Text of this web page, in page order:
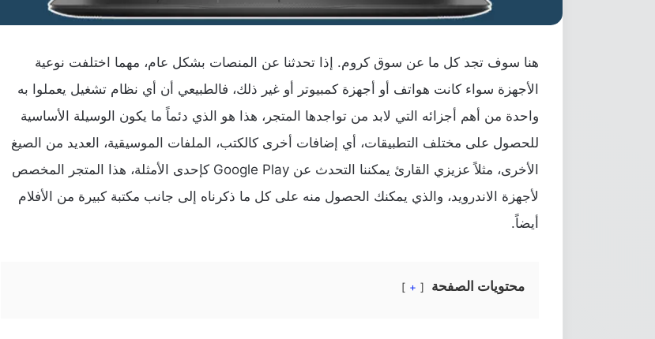
هنا سوف تجد كل ما عن سوق كروم. إذا تحدثنا عن المنصات بشكل عام، مهما اختلفت نوعية
الأجهزة سواء كانت هواتف أو أجهزة كمبيوتر أو غير ذلك، فالطبيعي أن أي نظام تشغيل يعملوا به
واحدة من أهم أجزائه التي لابد من تواجدها المتجر، هذا هو الذي دئماً ما يكون الوسيلة الأساسية
للحصول على مختلف التطبيقات، أي إضافات أخرى كالكتب، الملفات الموسيقية، العديد من الصيغ
الأخرى، مثلاً عزيزي القارئ يمكننا التحدث عن Google Play كإحدى الأمثلة، هذا المتجر المخصص
لأجهزة الاندرويد، والذي يمكنك الحصول منه على كل ما ذكرناه إلى جانب مكتبة كبيرة من الأفلام
أيضاً.
محتويات الصفحة +